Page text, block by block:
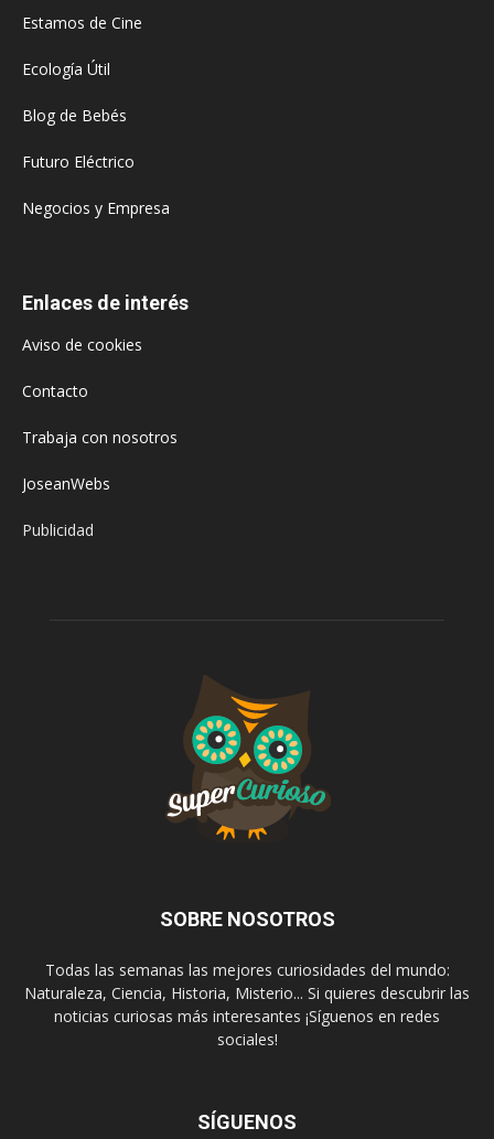
Estamos de Cine
Ecología Útil
Blog de Bebés
Futuro Eléctrico
Negocios y Empresa
Enlaces de interés
Aviso de cookies
Contacto
Trabaja con nosotros
JoseanWebs
Publicidad
SOBRE NOSOTROS
Todas las semanas las mejores curiosidades del mundo:
Naturaleza, Ciencia, Historia, Misterio... Si quieres descubrir las
noticias curiosas más interesantes ¡Síguenos en redes
sociales!
SÍGUENOS